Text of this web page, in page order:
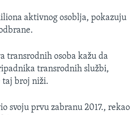
aktivnog osoblja, pokazuju
transrodnih osoba kažu da
transrodnih službi,
taj broj niži.
svoju prvu zabranu 2017., rekao